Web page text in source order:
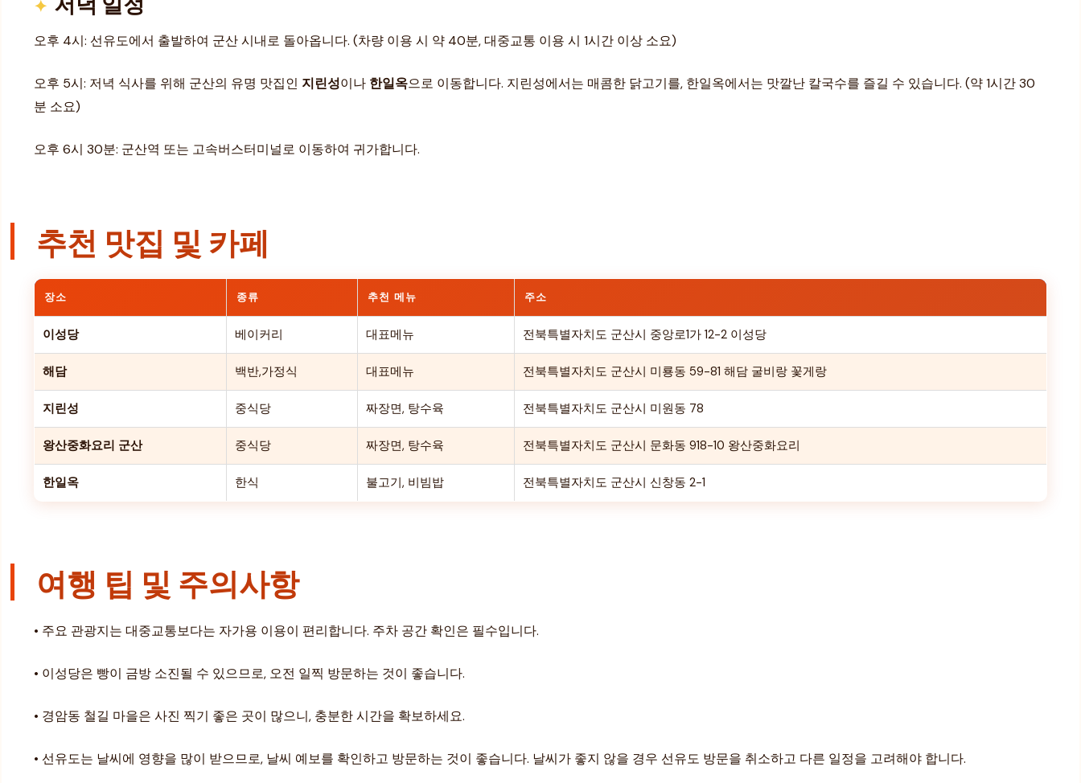
오후 4시: 선유도에서 출발하여 군산 시내로 돌아옵니다. (차량 이용 시 약 40분, 대중교통 이용 시 1시간 이상 소요)
오후 5시: 저녁 식사를 위해 군산의 유명 맛집인 지린성이나 한일옥으로 이동합니다. 지린성에서는 매콤한 닭고기를, 한일옥에서는 맛깔난 칼국수를 즐길 수 있습니다. (약 1시간 30
분 소요)
오후 6시 30분: 군산역 또는 고속버스터미널로 이동하여 귀가합니다.
추천 맛집 및 카페
장소 종류 추천 메뉴 주소
이성당 베이커리 대표메뉴 전북특별자치도 군산시 중앙로1가 12-2 이성당
해담 백반,가정식 대표메뉴 전북특별자치도 군산시 미룡동 59-81 해담 굴비랑 꽃게랑
지린성 중식당 짜장면, 탕수육 전북특별자치도 군산시 미원동 78
왕산중화요리 군산 중식당 짜장면, 탕수육 전북특별자치도 군산시 문화동 918-10 왕산중화요리
한일옥 한식 불고기, 비빔밥 전북특별자치도 군산시 신창동 2-1
여행 팁 및 주의사항
• 주요 관광지는 대중교통보다는 자가용 이용이 편리합니다. 주차 공간 확인은 필수입니다.
• 이성당은 빵이 금방 소진될 수 있으므로, 오전 일찍 방문하는 것이 좋습니다.
• 경암동 철길 마을은 사진 찍기 좋은 곳이 많으니, 충분한 시간을 확보하세요.
• 선유도는 날씨에 영향을 많이 받으므로, 날씨 예보를 확인하고 방문하는 것이 좋습니다. 날씨가 좋지 않을 경우 선유도 방문을 취소하고 다른 일정을 고려해야 합니다.